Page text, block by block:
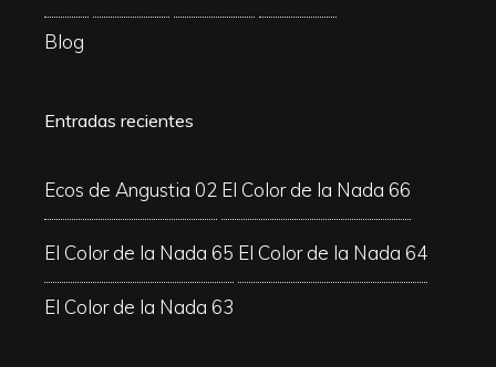
Blog
Entradas recientes
Ecos de Angustia 02 El Color de la Nada 66
El Color de la Nada 65 El Color de la Nada 64
El Color de la Nada 63